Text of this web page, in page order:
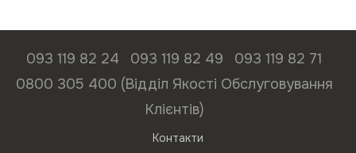
093 119 82 24 093 119 82 49
093 119 82 71
0800 305 400 (Відділ Якості Обслуговування
Клієнтів)
Контакти